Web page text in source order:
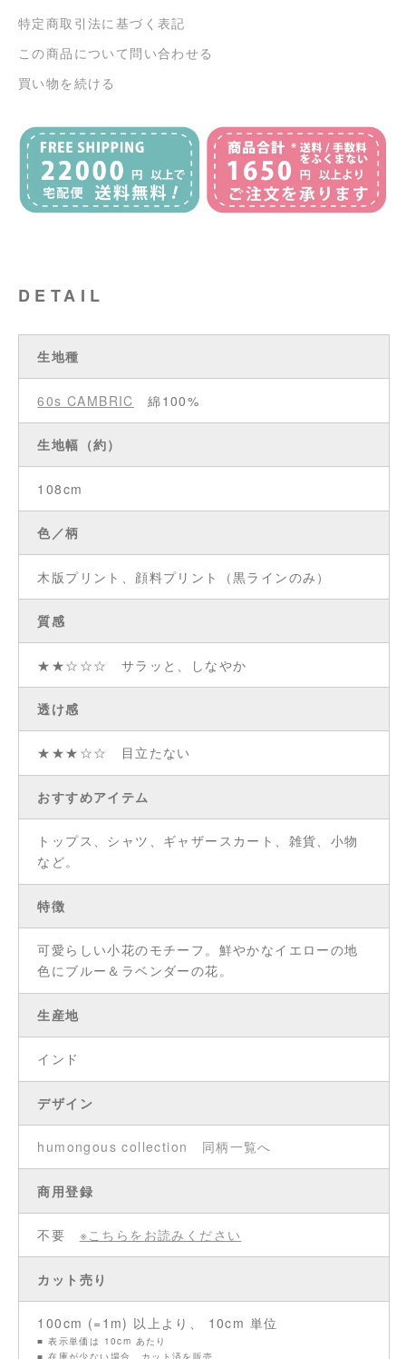
特定商取引法に基づく表記
この商品について問い合わせる
買い物を続ける
DETAIL
生地種
60s CAMBRIC 綿100%
生地幅（約）
108cm
色／柄
木版プリント、顔料プリント（黒ラインのみ）
質感
★★☆☆☆ サラッと、しなやか
透け感
★★★☆☆ 目立たない
おすすめアイテム
トップス、シャツ、ギャザースカート、雑貨、小物
など。
特徴
可愛らしい小花のモチーフ。鮮やかなイエローの地
色にブルー＆ラベンダーの花。
生産地
インド
デザイン
humongous collection 同柄一覧へ
商用登録
不要 ※こちらをお読みください
カット売り
100cm (=1m) 以上より、 10cm 単位
■ 表示単価は 10cm あたり
■ 在庫が少ない場合、カット済を販売